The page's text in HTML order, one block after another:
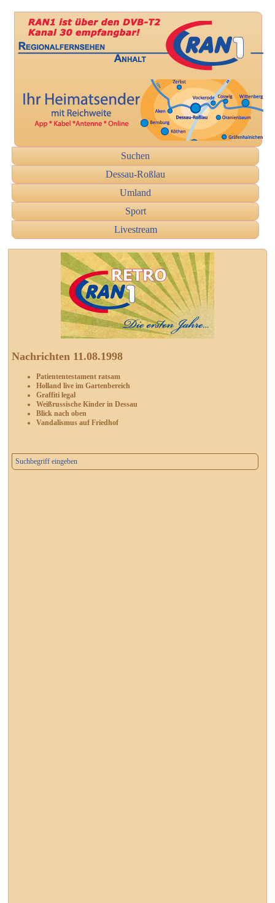
Suchen
Dessau-Roßlau
Umland
Sport
Livestream
Nachrichten 11.08.1998
Patiententestament ratsam
Holland live im Gartenbereich
Graffiti legal
Weißrussische Kinder in Dessau
Blick nach oben
Vandalismus auf Friedhof
Suchbegriff eingeben